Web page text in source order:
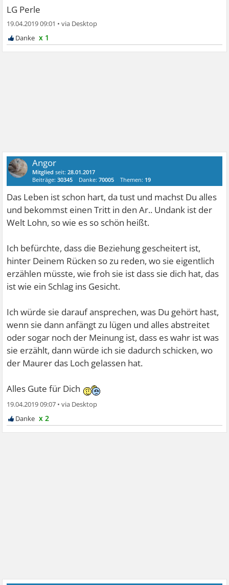
LG Perle
19.04.2019 09:01 •
x 1
Angor
Mitglied seit:28.01.2017
Beiträge:30345 Danke:70005 Themen: 19
Das Leben ist schon hart, da tust und machst Du alles
und bekommst einen Tritt in den Ar.. Undank ist der
Welt Lohn, so wie es so schön heißt.
Ich befürchte, dass die Beziehung gescheitert ist,
hinter Deinem Rücken so zu reden, wo sie eigentlich
erzählen müsste, wie froh sie ist dass sie dich hat, das
ist wie ein Schlag ins Gesicht.
Ich würde sie darauf ansprechen, was Du gehört hast,
wenn sie dann anfängt zu lügen und alles abstreitet
oder sogar noch der Meinung ist, dass es wahr ist was
sie erzählt, dann würde ich sie dadurch schicken, wo
der Maurer das Loch gelassen hat.
Alles Gute für Dich
19.04.2019 09:07 •
x 2